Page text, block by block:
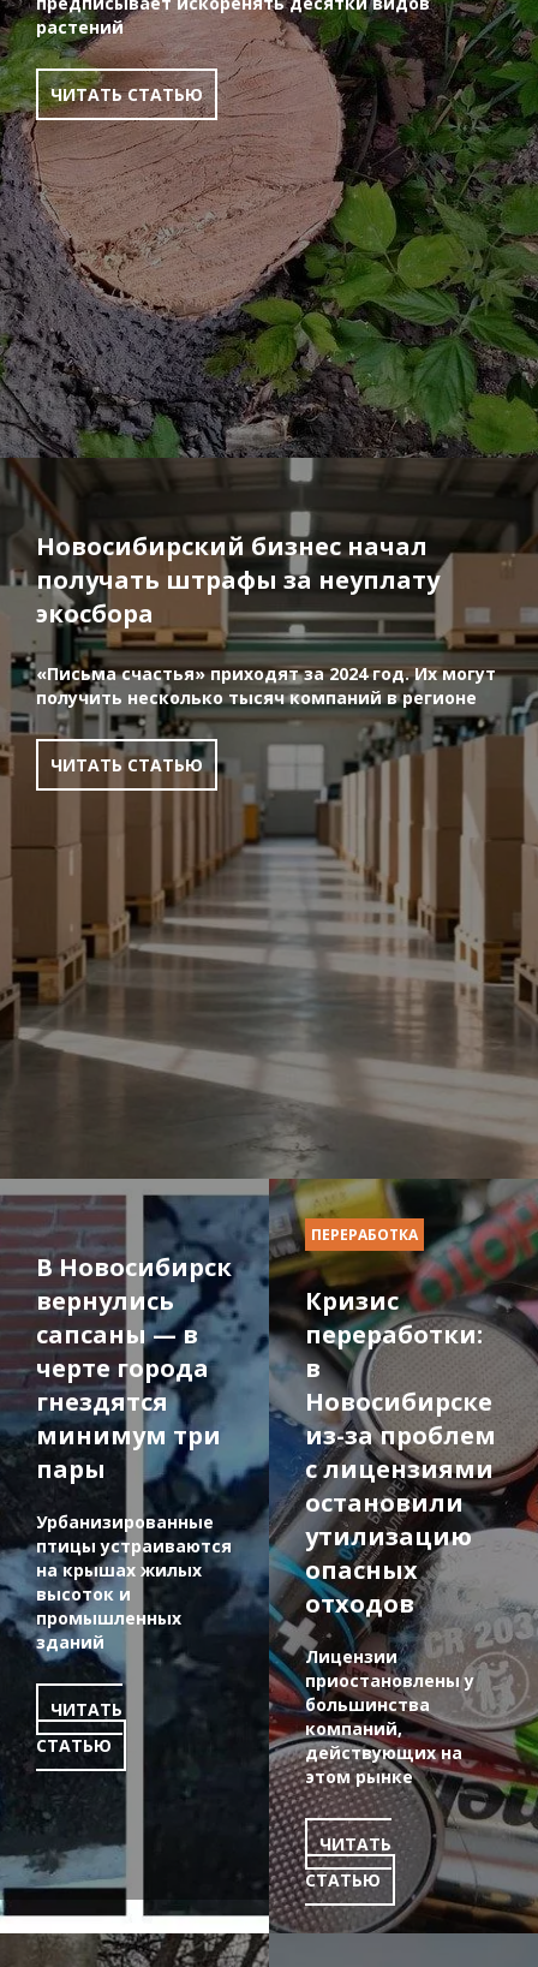
растений
ЧИТАТЬ СТАТЬЮ
Новосибирский бизнес начал
получать штрафы за неуплату
экосбора
«Письма счастья» приходят за 2024 год. Их могут
получить несколько тысяч компаний в регионе
ЧИТАТЬ СТАТЬЮ
В Новосибирск
вернулись
сапсаны — в
черте города
гнездятся
минимум три
пары
Урбанизированные
птицы устраиваются
на крышах жилых
высоток и
промышленных
зданий
ЧИТАТЬ
СТАТЬЮ
ПЕРЕРАБОТКА
Кризис
переработки:
в
Новосибирске
из-за проблем
с лицензиями
остановили
утилизацию
опасных
отходов
Лицензии
приостановлены у
большинства
компаний,
действующих на
этом рынке
ЧИТАТЬ
СТАТЬЮ